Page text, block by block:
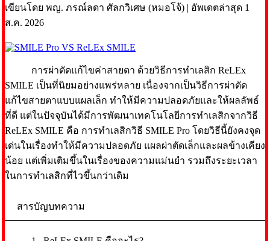
เขียนโดย พญ. ภรณ์ลดา ศัลกวิเศษ (หมอโจ้) | อัพเดตล่าสุด 1
ส.ค. 2026
การผ่าตัดแก้ไขค่าสายตา ด้วยวิธีการทำเลสิก ReLEx
SMILE เป็นที่นิยมอย่างแพร่หลาย เนื่องจากเป็นวิธีการผ่าตัด
แก้ไขสายตาแบบแผลเล็ก ทำให้มีความปลอดภัยและให้ผลลัพธ์
ที่ดี แต่ในปัจจุบันได้มีการพัฒนาเทคโนโลยีการทำเลสิกจากวิธี
ReLEx SMILE คือ การทำเลสิกวิธี SMILE Pro โดยวิธีนี้ยังคงจุด
เด่นในเรื่องทำให้มีความปลอดภัย แผลผ่าตัดเล็กและผลข้างเคียง
น้อย แต่เพิ่มเติมขึ้นในเรื่องของความแม่นยำ รวมถึงระยะเวลา
ในการทำเลสิกที่ไวขึ้นกว่าเดิม
สารบัญบทความ